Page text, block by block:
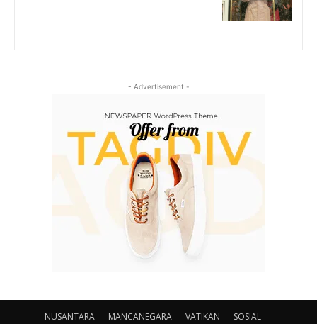
- Advertisement -
NUSANTARA MANCANEGARA VATIKAN SOSIAL